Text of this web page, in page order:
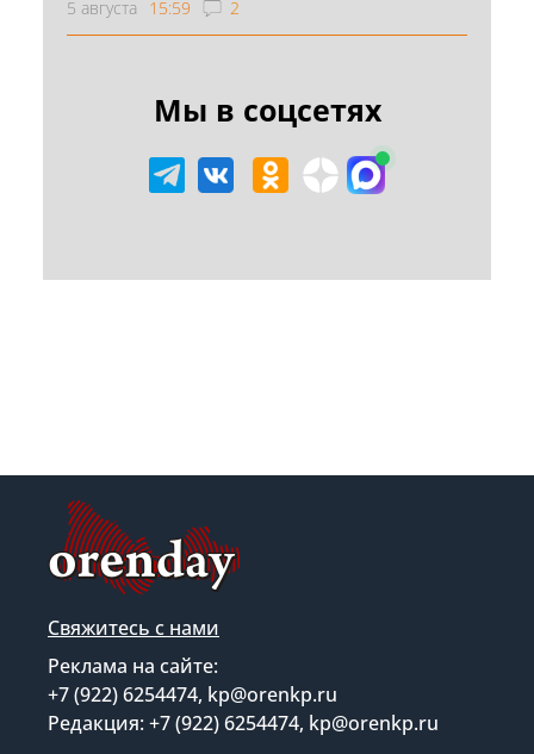
5 августа 15:59 2
Мы в соцсетях
Свяжитесь с нами
Реклама на сайте:
+7 (922) 6254474, kp@orenkp.ru
Редакция: +7 (922) 6254474, kp@orenkp.ru